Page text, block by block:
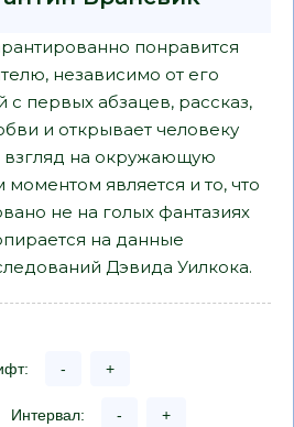
понравится
независимо от его
первых абзацев, рассказ,
и открывает человеку
на окружающую
является и то, что
не на голых фантазиях
на данные
Дэвида Уилкока.
- +
Интервал: - +